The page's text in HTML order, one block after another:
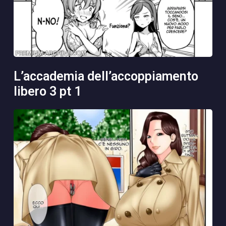
l’accademia dell’accoppiamento
libero 3 pt 1